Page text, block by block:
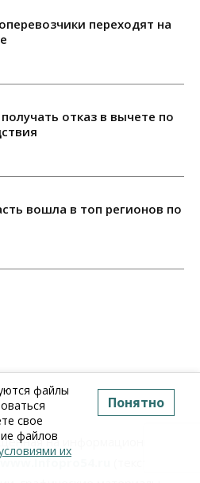
переходят на
отказ в вычете по
вошла в топ регионов по
на информационно-
www.Infopro54.ru
файлы
свое
файлов
их
Понятно